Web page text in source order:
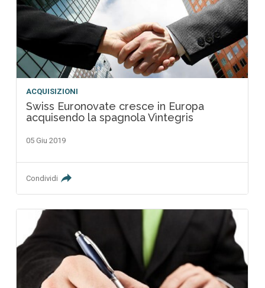
ACQUISIZIONI
Swiss Euronovate cresce in Europa
acquisendo la spagnola Vìntegris
05 Giu 2019
Condividi